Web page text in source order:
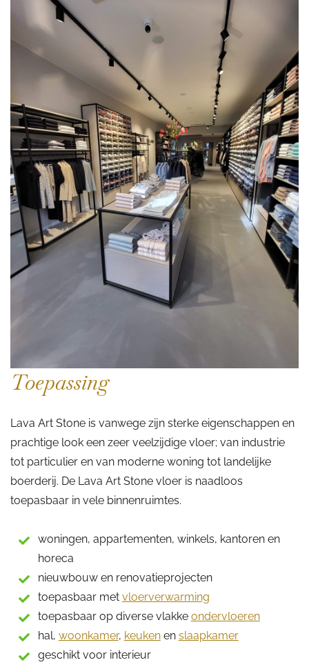
Toepassing
Lava Art Stone is vanwege zijn sterke eigenschappen en
prachtige look een zeer veelzijdige vloer; van industrie
tot particulier en van moderne woning tot landelijke
boerderij. De Lava Art Stone vloer is naadloos
toepasbaar in vele binnenruimtes.
woningen, appartementen, winkels, kantoren en
horeca
nieuwbouw en renovatieprojecten
toepasbaar met vloerverwarming
toepasbaar op diverse vlakke ondervloeren
hal, woonkamer, keukenen slaapkamer
geschikt voor interieur